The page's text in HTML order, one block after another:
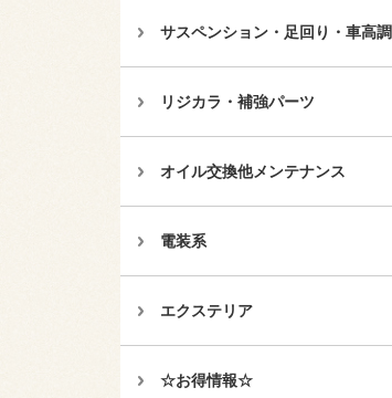
サスペンション・足回り・車高調
リジカラ・補強パーツ
オイル交換他メンテナンス
電装系
エクステリア
☆お得情報☆